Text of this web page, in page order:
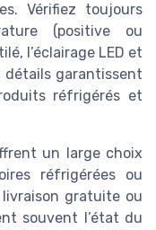
Vérifiez toujours
(positive ou
l’éclairage LED et
détails garantissent
réfrigérés et
un large choix
réfrigérées ou
gratuite ou
souvent l’état du